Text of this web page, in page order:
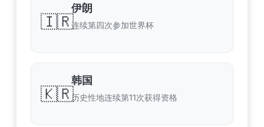
🇮🇷
伊朗
连续第四次参加世界杯
🇰🇷
韩国
历史性地连续第11次获得资格